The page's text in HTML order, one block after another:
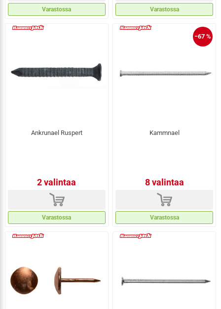
Varastossa Varastossa
Ankrunael Ruspert
2 valintaa
d
Varastossa
−67 %
Kammnael
8 valintaa
d
Varastossa